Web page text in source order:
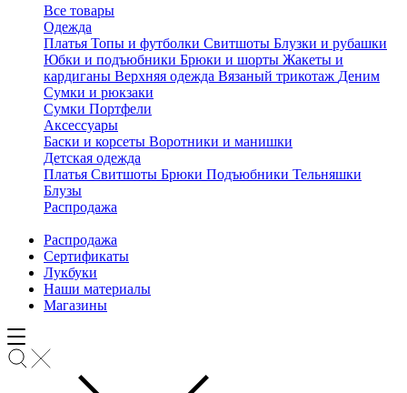
Все товары
Одежда
Платья Топы и футболки Свитшоты Блузки и рубашки
Юбки и подъюбники Брюки и шорты Жакеты и
кардиганы Верхняя одежда Вязаный трикотаж Деним
Сумки и рюкзаки
Сумки Портфели
Аксессуары
Баски и корсеты Воротники и манишки
Детская одежда
Платья Свитшоты Брюки Подъюбники Тельняшки
Блузы
Распродажа
Распродажа
Сертификаты
Лукбуки
Наши материалы
Магазины